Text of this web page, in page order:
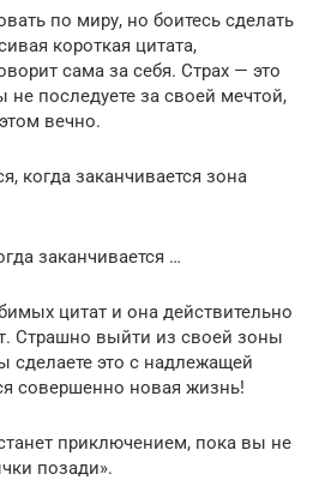
по миру, но боитесь сделать
короткая цитата,
сама за себя. Страх — это
последуете за своей мечтой,
вечно.
когда заканчивается зона
заканчивается …
цитат и она действительно
Страшно выйти из своей зоны
сделаете это с надлежащей
совершенно новая жизнь!
приключением, пока вы не
позади».